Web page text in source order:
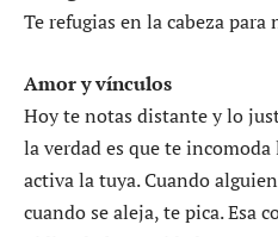
Te refugias en la cabeza
Amor y vínculos
Hoy te notas distante y lo
la verdad es que te
activa la tuya. Cuando
cuando se aleja, te pica. Esa